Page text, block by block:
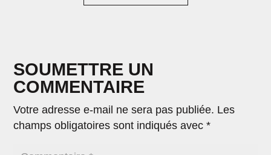
SOUMETTRE UN
COMMENTAIRE
Votre adresse e-mail ne sera pas publiée. Les
champs obligatoires sont indiqués avec*